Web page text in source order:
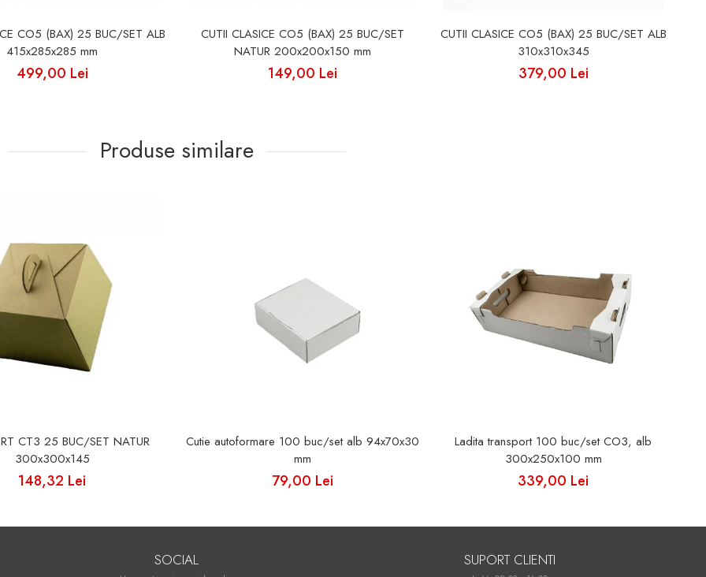
CO5 (BAX) 25 BUC/SET ALB
415x285x285 mm
499,00 Lei
CUTII CLASICE CO5 (BAX) 25 BUC/SET
NATUR 200x200x150 mm
149,00 Lei
CUTII CLASICE CO5 (BAX) 25 BUC/SET ALB
310x310x345
379,00 Lei
Produse similare
CT3 25 BUC/SET NATUR
300x300x145
148,32 Lei
Cutie autoformare 100 buc/set alb 94x70x30
mm
79,00 Lei
Ladita transport 100 buc/set CO3, alb
300x250x100 mm
339,00 Lei
SOCIAL SUPORT CLIENTI